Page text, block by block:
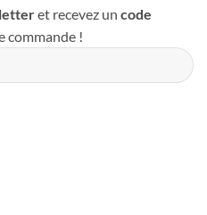
et recevez un code
commande !